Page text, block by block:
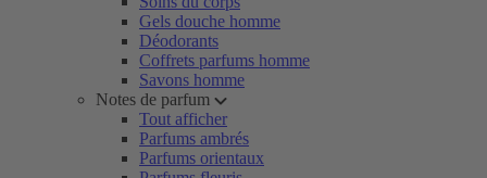
Gels douche homme
Déodorants
Coffrets parfums homme
Savons homme
Notes de parfum
Tout afficher
Parfums ambrés
Parfums orientaux